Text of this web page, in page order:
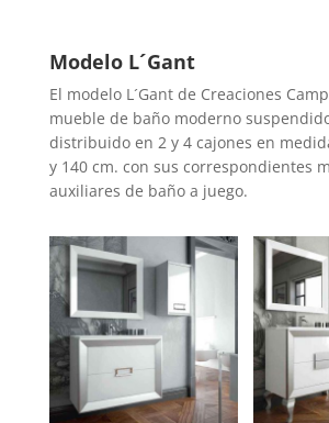
Modelo L´Gant
El modelo L´Gant de Creaciones
mueble de baño moderno
distribuido en 2 y 4 cajones en
y 140 cm. con sus correspondientes
auxiliares de baño a juego.